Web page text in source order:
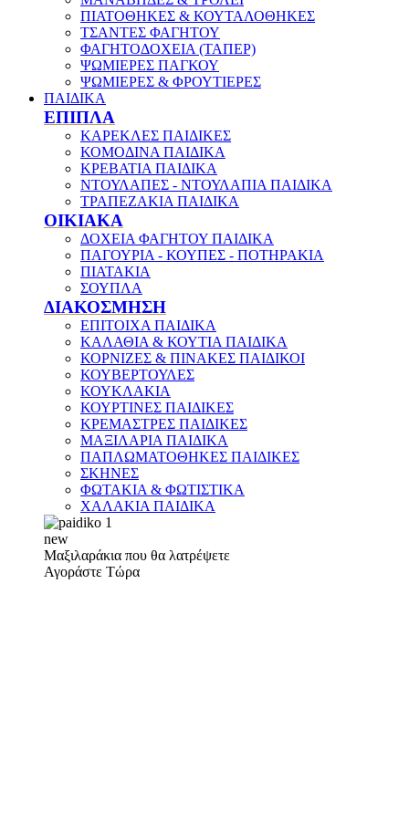
ΠΙΑΤΟΘΗΚΕΣ & ΚΟΥΤΑΛΟΘΗΚΕΣ
ΤΣΑΝΤΕΣ ΦΑΓΗΤΟΥ
ΦΑΓΗΤΟΔΟΧΕΙΑ (ΤΑΠΕΡ)
ΨΩΜΙΕΡΕΣ ΠΑΓΚΟΥ
ΨΩΜΙΕΡΕΣ & ΦΡΟΥΤΙΕΡΕΣ
ΠΑΙΔΙΚΑ
ΕΠΙΠΛΑ
ΚΑΡΕΚΛΕΣ ΠΑΙΔΙΚΕΣ
ΚΟΜΟΔΙΝΑ ΠΑΙΔΙΚΑ
ΚΡΕΒΑΤΙΑ ΠΑΙΔΙΚΑ
ΝΤΟΥΛΑΠΕΣ - ΝΤΟΥΛΑΠΙΑ ΠΑΙΔΙΚΑ
ΤΡΑΠΕΖΑΚΙΑ ΠΑΙΔΙΚΑ
ΟΙΚΙΑΚΑ
ΔΟΧΕΙΑ ΦΑΓΗΤΟΥ ΠΑΙΔΙΚΑ
ΠΑΓΟΥΡΙΑ - ΚΟΥΠΕΣ - ΠΟΤΗΡΑΚΙΑ
ΠΙΑΤΑΚΙΑ
ΣΟΥΠΛΑ
ΔΙΑΚΟΣΜΗΣΗ
ΕΠΙΤΟΙΧΑ ΠΑΙΔΙΚΑ
ΚΑΛΑΘΙΑ & ΚΟΥΤΙΑ ΠΑΙΔΙΚΑ
ΚΟΡΝΙΖΕΣ & ΠΙΝΑΚΕΣ ΠΑΙΔΙΚΟΙ
ΚΟΥΒΕΡΤΟΥΛΕΣ
ΚΟΥΚΛΑΚΙΑ
ΚΟΥΡΤΙΝΕΣ ΠΑΙΔΙΚΕΣ
ΚΡΕΜΑΣΤΡΕΣ ΠΑΙΔΙΚΕΣ
ΜΑΞΙΛΑΡΙΑ ΠΑΙΔΙΚΑ
ΠΑΠΛΩΜΑΤΟΘΗΚΕΣ ΠΑΙΔΙΚΕΣ
ΣΚΗΝΕΣ
ΦΩΤΑΚΙΑ & ΦΩΤΙΣΤΙΚΑ
ΧΑΛΑΚΙΑ ΠΑΙΔΙΚΑ
new
Μαξιλαράκια που θα λατρέψετε
Αγοράστε Τώρα